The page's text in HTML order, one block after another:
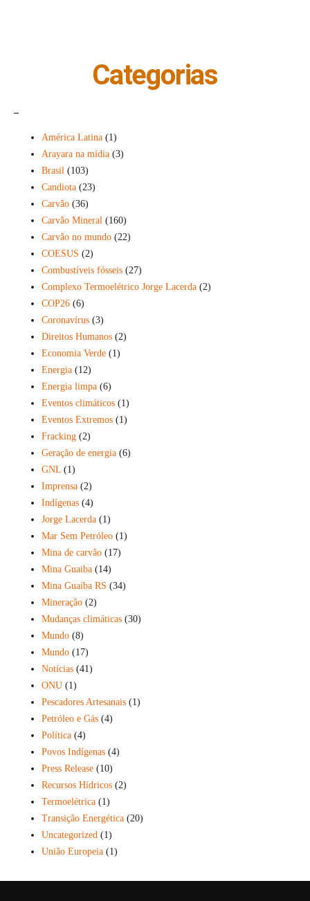
Categorias
América Latina (1)
Arayara na mídia (3)
Brasil (103)
Candiota (23)
Carvão (36)
Carvão Mineral (160)
Carvão no mundo (22)
COESUS (2)
Combustíveis fósseis (27)
Complexo Termoelétrico Jorge Lacerda (2)
COP26 (6)
Coronavírus (3)
Direitos Humanos (2)
Economia Verde (1)
Energia (12)
Energia limpa (6)
Eventos climáticos (1)
Eventos Extremos (1)
Fracking (2)
Geração de energia (6)
GNL (1)
Imprensa (2)
Indígenas (4)
Jorge Lacerda (1)
Mar Sem Petróleo (1)
Mina de carvão (17)
Mina Guaiba (14)
Mina Guaíba RS (34)
Mineração (2)
Mudanças climáticas (30)
Mundo (8)
Mundo (17)
Notícias (41)
ONU (1)
Pescadores Artesanais (1)
Petróleo e Gás (4)
Política (4)
Povos Indígenas (4)
Press Release (10)
Recursos Hídricos (2)
Termoelétrica (1)
Transição Energética (20)
Uncategorized (1)
União Europeia (1)